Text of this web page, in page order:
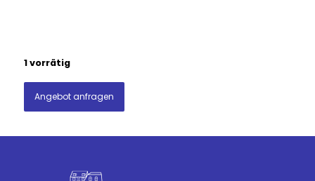
1 vorrätig
Angebot anfragen